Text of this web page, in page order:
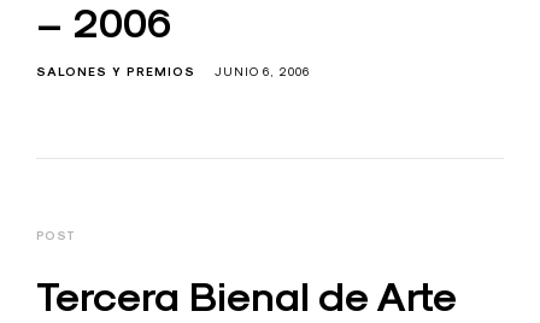
– 2006
SALONES Y PREMIOS JUNIO 6, 2006
POST
Tercera Bienal de Arte